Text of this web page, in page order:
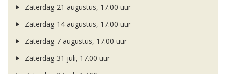
Zaterdag 21 augustus, 17.00 uur
Zaterdag 14 augustus, 17.00 uur
Zaterdag 7 augustus, 17.00 uur
Zaterdag 31 juli, 17.00 uur